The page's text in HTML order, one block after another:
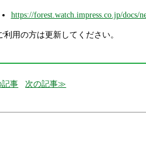
https://forest.watch.impress.co.jp/docs/
利用の方は更新してください。
記事 次の記事